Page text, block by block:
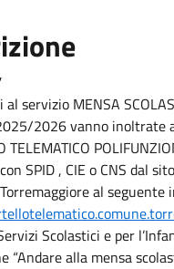
servizio MENSA
2026 vanno inoltrate
TELEMATICO
SPID , CIE o CNS dal
al seguente
Scolastici e per
“Andare alla mensa